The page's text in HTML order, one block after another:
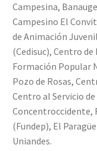
Campesina,
Campesino El
de Animación
(Cedisuc), Centro
Formación Popular
Pozo de Rosas,
Centro al Servicio
Concentroccidente,
(Fundep), El
Uniandes.